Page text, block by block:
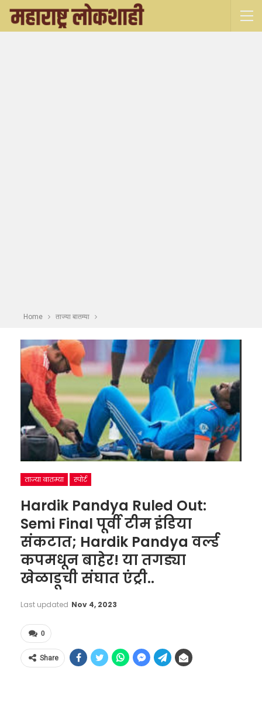
Home ताज्या बातम्या
ताज्या बातम्या स्पोर्ट
Hardik Pandya Ruled Out:
Semi Final पूर्वी टीम इंडिया
संकटात; Hardik Pandya वर्ल्ड
कपमधून बाहेर! या तगड्या
खेळाडूची संघात एंट्री..
Last updated Nov 4, 2023
0
Share